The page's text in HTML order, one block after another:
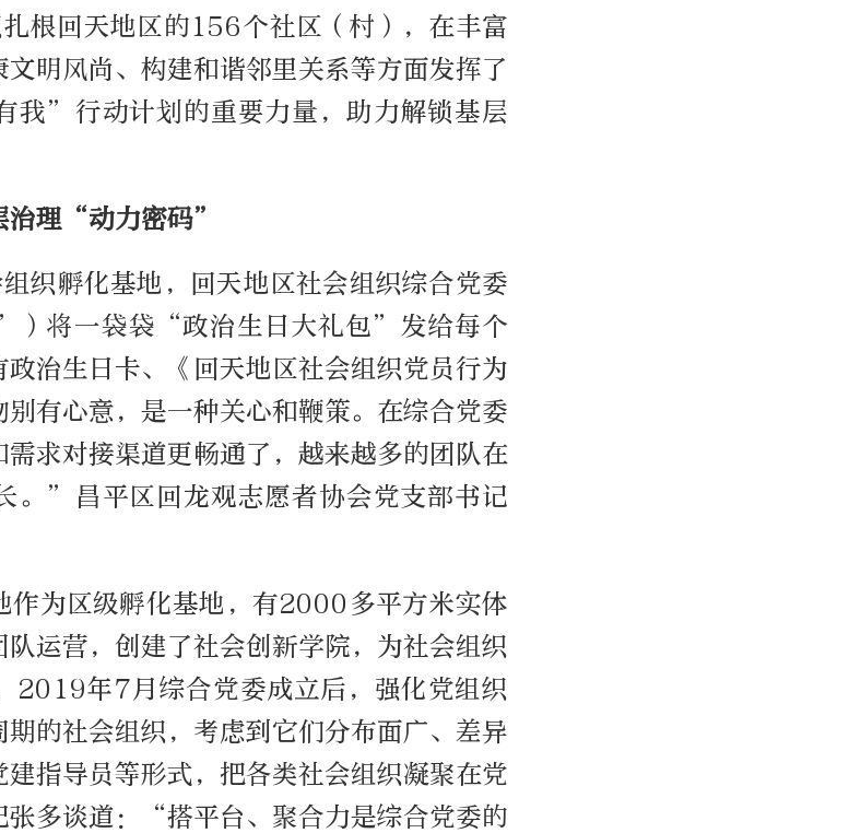
根回天地区的156个社区（村），在丰富
明风尚、构建和谐邻里关系等方面发挥了
我”行动计划的重要力量，助力解锁基层
治理“动力密码”
织孵化基地，回天地区社会组织综合党委
）将一袋袋“政治生日大礼包”发给每个
治生日卡、《回天地区社会组织党员行为
有心意，是一种关心和鞭策。在综合党委
求对接渠道更畅通了，越来越多的团队在
。”昌平区回龙观志愿者协会党支部书记
作为区级孵化基地，有2000多平方米实体
运营，创建了社会创新学院，为社会组织
2019年7月综合党委成立后，强化党组织
的社会组织，考虑到它们分布面广、差异
指导员等形式，把各类社会组织凝聚在党
张多谈道：“搭平台、聚合力是综合党委的